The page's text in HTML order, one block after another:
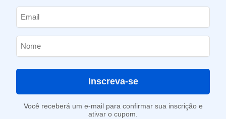
Inscreva-se
Você receberá um e-mail para confirmar sua inscrição e
ativar o cupom.